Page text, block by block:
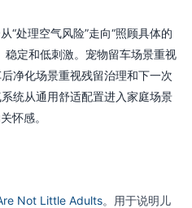
“处理空气风险”走向“照顾具体的
稳定和低刺激。宠物留车场景重视
净化场景重视残留治理和下一次
统从通用舒适配置进入家庭场景
怀感。
Not Little Adults。用于说明儿